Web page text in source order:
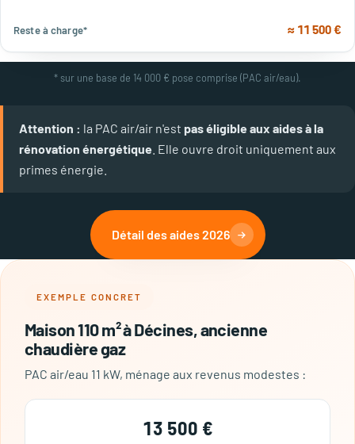
≈ 11 500 €
* sur une base de 14 000 € pose comprise (PAC air/eau).
Attention : la PAC air/air n'est pas éligible aux aides à la
rénovation énergétique . Elle ouvre droit uniquement aux
primes énergie.
Détail des aides 2026
EXEMPLE CONCRET
Maison 110 m² à Décines, ancienne
chaudière gaz
PAC air/eau 11 kW, ménage aux revenus modestes :
13 500 €